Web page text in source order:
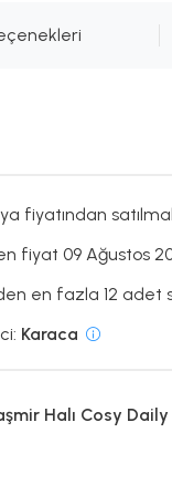
fiyatından
fiyat 09 Ağustos
en fazla 12 adet
Karaca
Halı Cosy